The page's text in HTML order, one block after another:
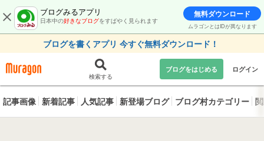
ブログみるアプリ
日本中の好きなブログをすばやく見られます
無料ダウンロード
ムラゴンとはIDが異なります
ブログを書くアプリ 今すぐ無料ダウンロード！
検索する
ブログをはじめる ログイン
記事画像 新着記事 人気記事 新登場ブログ ブログ村カテゴリー